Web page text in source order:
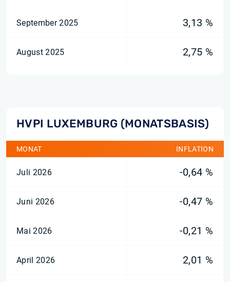
September 2025 3,13 %
August 2025 2,75 %
HVPI LUXEMBURG (MONATSBASIS)
MONAT INFLATION
Juli 2026 -0,64 %
Juni 2026 -0,47 %
Mai 2026 -0,21 %
April 2026 2,01 %